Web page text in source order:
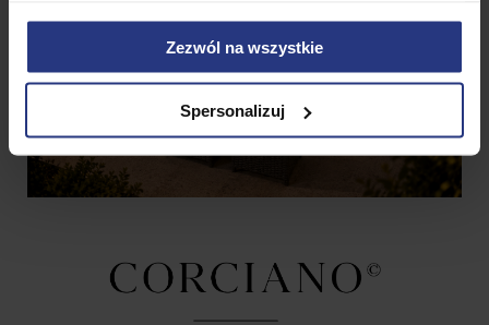
Zezwól na wszystkie
Spersonalizuj